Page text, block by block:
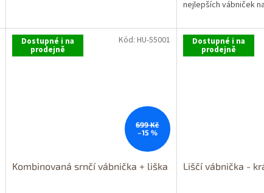
nejlepších vábniček
Dostupné i na
prodejně
699 Kč
–15 %
Kombinovaná srnčí vábnička + liška
Kód: HU-55001 Dostupné i na
prodejně
Liščí vábnička -